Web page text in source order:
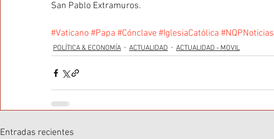
San Pablo Extramuros.
#Vaticano #Papa #Cónclave #IglesiaCatólica #NQPNoticias
POLÍTICA & ECONOMÍA ACTUALIDAD ACTUALIDAD - MOVIL
Entradas recientes